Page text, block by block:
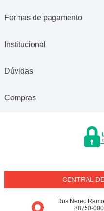
Formas de pagamento
Institucional
Dúvidas
Compras
CENTRAL
Rua Nereu
88750-